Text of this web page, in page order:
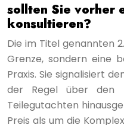
sollten Sie vorher
konsultieren?
Die im Titel genannten
Grenze, sondern eine
Praxis. Sie signalisiert
der Regel über den
Teilegutachten
Preis als um die